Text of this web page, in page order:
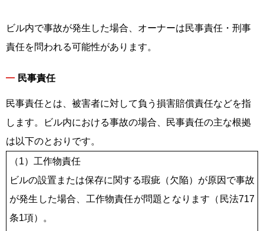
ビル内で事故が発生した場合、オーナーは民事責任・刑事
責任を問われる可能性があります。
民事責任
民事責任とは、被害者に対して負う損害賠償責任などを指
します。ビル内における事故の場合、民事責任の主な根拠
は以下のとおりです。
（1）工作物責任
ビルの設置または保存に関する瑕疵（欠陥）が原因で事故
が発生した場合、工作物責任が問題となります（民法717
条1項）。